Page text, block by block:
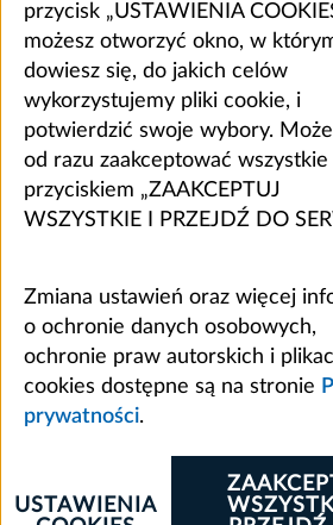
przycisk „USTAWIENIA
możesz otworzyć okno, w
dowiesz się, do jakich celów
wykorzystujemy pliki cookie, i
potwierdzić swoje wybory.
od razu zaakceptować
przyciskiem „ZAAKCEPTUJ
WSZYSTKIE I PRZEJDŹ DO
Zmiana ustawień oraz więcej
o ochronie danych osobowych,
ochronie praw autorskich i
cookies dostępne są na stronie
prywatności.
USTAWIENIA